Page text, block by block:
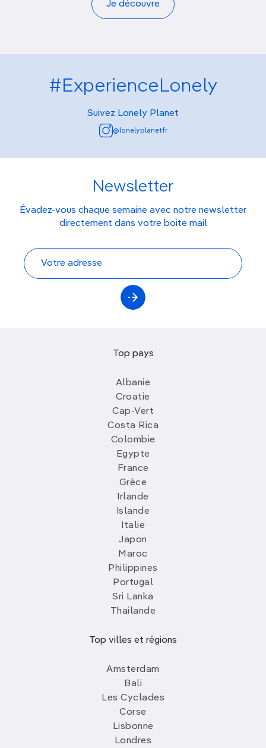
Je découvre
#ExperienceLonely
Suivez Lonely Planet
@lonelyplanetfr
Newsletter
Évadez-vous chaque semaine avec notre newsletter
directement dans votre boite mail
Top pays
Albanie
Croatie
Cap-Vert
Costa Rica
Colombie
Egypte
France
Grèce
Irlande
Islande
Italie
Japon
Maroc
Philippines
Portugal
Sri Lanka
Thailande
Top villes et régions
Amsterdam
Bali
Les Cyclades
Corse
Lisbonne
Londres